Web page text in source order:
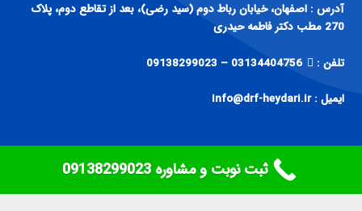
آدرس : اصفهان، خیابان رباط دوم (سید رضی)، بعد از تقاطع دوم، پلاک
270 مطب دکتر فاطمه حیدری
تلفن : 03134404756 – 09138299023
ایمیل : info@drf-heydari.ir
ثبت نوبت و مشاوره ‎09138299023